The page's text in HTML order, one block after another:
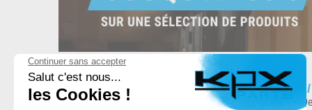
ESPACE DE STOCKAGE
8.500 produits en stock